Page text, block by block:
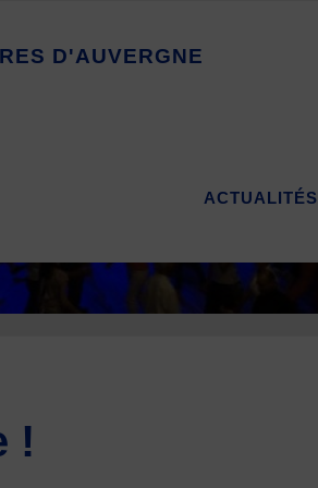
RES D'AUVERGNE
ACTUALITÉS
!